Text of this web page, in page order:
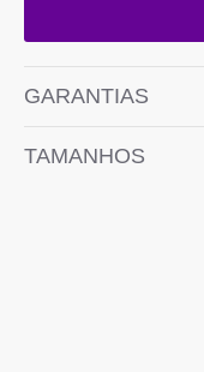
GARANTIAS
TAMANHOS